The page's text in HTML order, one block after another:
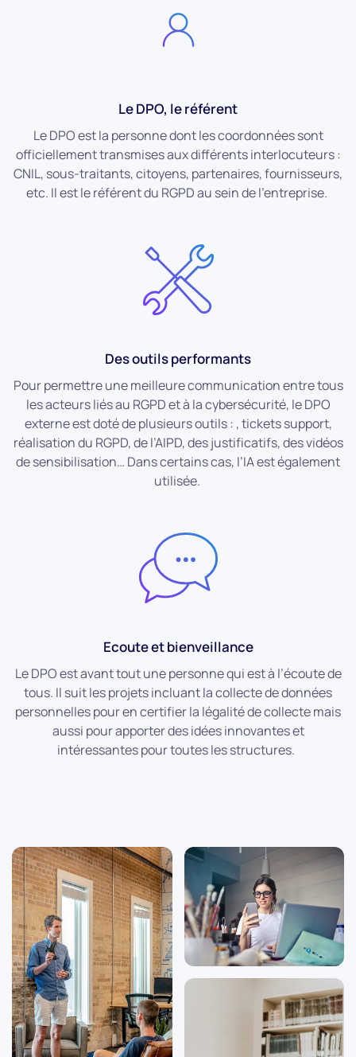
Le DPO, le référent
Le DPO est la personne dont les coordonnées sont
officiellement transmises aux différents interlocuteurs :
CNIL, sous-traitants, citoyens, partenaires, fournisseurs,
etc. Il est le référent du RGPD au sein de l’entreprise.
Des outils performants
Pour permettre une meilleure communication entre tous
les acteurs liés au RGPD et à la cybersécurité, le DPO
externe est doté de plusieurs outils : , tickets support,
réalisation du RGPD, de l’AIPD, des justificatifs, des vidéos
de sensibilisation… Dans certains cas, l’IA est également
utilisée.
Ecoute et bienveillance
Le DPO est avant tout une personne qui est à l’écoute de
tous. Il suit les projets incluant la collecte de données
personnelles pour en certifier la légalité de collecte mais
aussi pour apporter des idées innovantes et
intéressantes pour toutes les structures.